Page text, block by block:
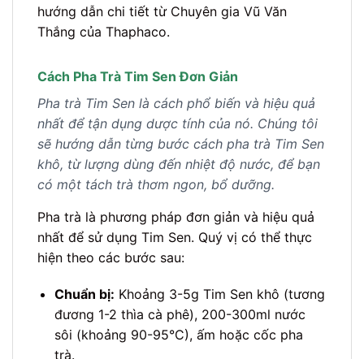
hướng dẫn chi tiết từ Chuyên gia Vũ Văn
Thắng của Thaphaco.
Cách Pha Trà Tim Sen Đơn Giản
Pha trà Tim Sen là cách phổ biến và hiệu quả
nhất để tận dụng dược tính của nó. Chúng tôi
sẽ hướng dẫn từng bước cách pha trà Tim Sen
khô, từ lượng dùng đến nhiệt độ nước, để bạn
có một tách trà thơm ngon, bổ dưỡng.
Pha trà là phương pháp đơn giản và hiệu quả
nhất để sử dụng Tim Sen. Quý vị có thể thực
hiện theo các bước sau:
Chuẩn bị: Khoảng 3-5g Tim Sen khô (tương
đương 1-2 thìa cà phê), 200-300ml nước
sôi (khoảng 90-95°C), ấm hoặc cốc pha
trà.